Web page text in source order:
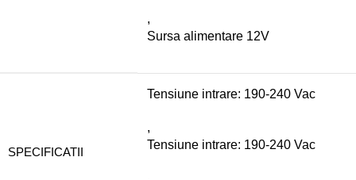
,
Sursa alimentare 12V
SPECIFICATII
Tensiune intrare: 190-240 Vac
,
Tensiune intrare: 190-240 Vac